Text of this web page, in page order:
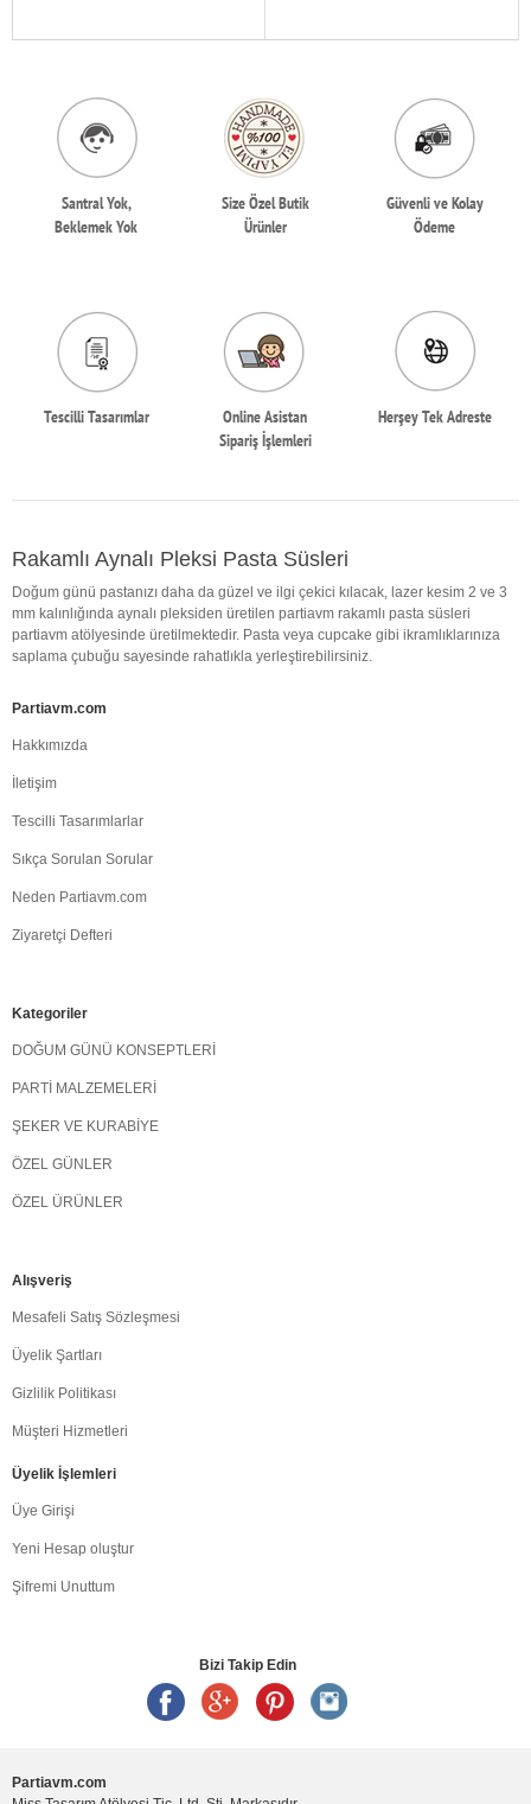
Santral Yok,
Beklemek Yok
Size Özel Butik
Ürünler
Güvenli ve Kolay
Ödeme
Tescilli Tasarımlar
Online Asistan
Sipariş İşlemleri
Herşey Tek Adreste
Rakamlı Aynalı Pleksi Pasta Süsleri
Doğum günü pastanızı daha da güzel ve ilgi çekici kılacak, lazer kesim 2 ve 3
mm kalınlığında aynalı pleksiden üretilen partiavm rakamlı pasta süsleri
partiavm atölyesinde üretilmektedir. Pasta veya cupcake gibi ikramlıklarınıza
saplama çubuğu sayesinde rahatlıkla yerleştirebilirsiniz.
Partiavm.com
Hakkımızda
İletişim
Tescilli Tasarımlarlar
Sıkça Sorulan Sorular
Neden Partiavm.com
Ziyaretçi Defteri
Kategoriler
DOĞUM GÜNÜ KONSEPTLERİ
PARTİ MALZEMELERİ
ŞEKER VE KURABİYE
ÖZEL GÜNLER
ÖZEL ÜRÜNLER
Alışveriş
Mesafeli Satış Sözleşmesi
Üyelik Şartları
Gizlilik Politikası
Müşteri Hizmetleri
Üyelik İşlemleri
Üye Girişi
Yeni Hesap oluştur
Şifremi Unuttum
Bizi Takip Edin
Partiavm.com